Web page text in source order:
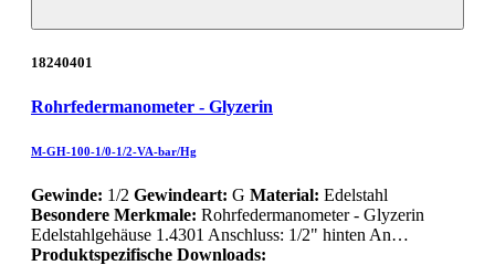
18240401
Rohrfedermanometer - Glyzerin
M-GH-100-1/0-1/2-VA-bar/Hg
Gewinde: 1/2 Gewindeart: G Material: Edelstahl
Besondere Merkmale: Rohrfedermanometer - Glyzerin
Edelstahlgehäuse 1.4301 Anschluss: 1/2" hinten An…
Produktspezifische Downloads: